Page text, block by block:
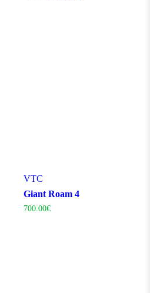
VTC
Giant Roam 4
700.00€